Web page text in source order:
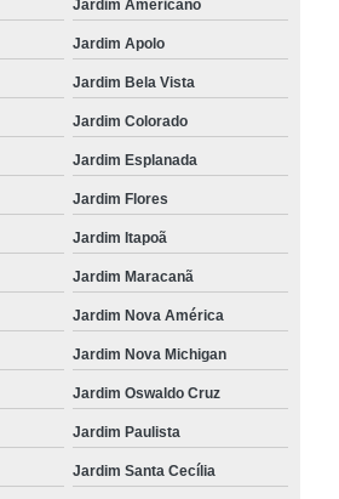
Jardim Americano
Jardim Apolo
Jardim Bela Vista
Jardim Colorado
Jardim Esplanada
Jardim Flores
Jardim Itapoã
Jardim Maracanã
Jardim Nova América
Jardim Nova Michigan
Jardim Oswaldo Cruz
Jardim Paulista
Jardim Santa Cecília